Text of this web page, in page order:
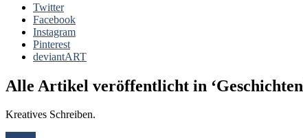
Twitter
Facebook
Instagram
Pinterest
deviantART
Alle Artikel veröffentlicht in ‘Geschichten
Kreatives Schreiben.